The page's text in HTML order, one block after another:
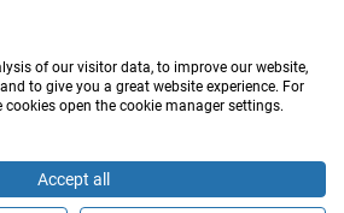
WENDEN SIE SICH AN : 112
of our visitor data, to improve our website,
to give you a great website experience. For
open the cookie manager settings.
Accept all